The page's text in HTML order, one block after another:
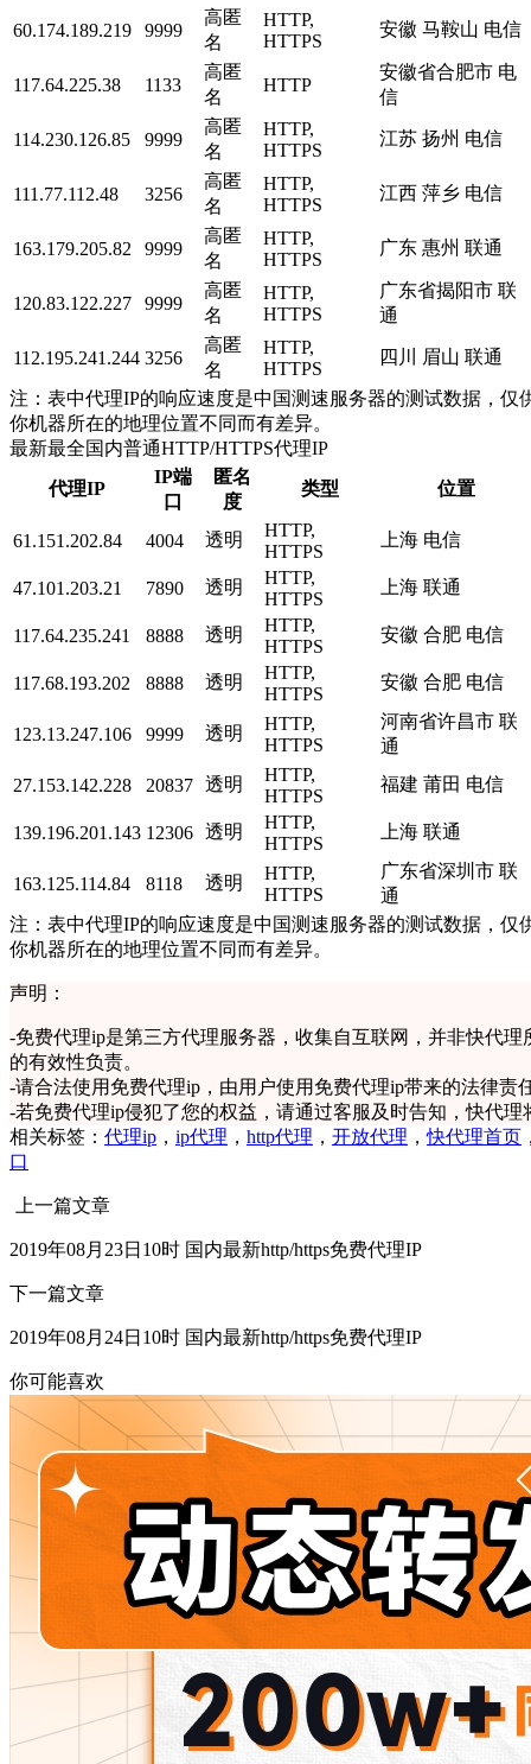
60.174.189.219 9999
高匿
名
HTTP,
HTTPS
安徽 马鞍山 电信
117.64.225.38 1133
高匿
名
HTTP
安徽省合肥市 电
信
114.230.126.85 9999
高匿
名
HTTP,
HTTPS
江苏 扬州 电信
111.77.112.48 3256
高匿
名
HTTP,
HTTPS
江西 萍乡 电信
163.179.205.82 9999
高匿
名
HTTP,
HTTPS
广东 惠州 联通
120.83.122.227 9999
高匿
名
HTTP,
HTTPS
广东省揭阳市 联
通
112.195.241.244 3256
高匿
名
HTTP,
HTTPS
四川 眉山 联通
注：表中代理IP的响应速度是中国测速服务器的测试数据，仅
你机器所在的地理位置不同而有差异。
最新最全国内普通HTTP/HTTPS代理IP
代理IP
IP端
口
匿名
度
类型 位置
61.151.202.84 4004 透明
HTTP,
HTTPS
上海 电信
47.101.203.21 7890 透明
HTTP,
HTTPS
上海 联通
117.64.235.241 8888 透明
HTTP,
HTTPS
安徽 合肥 电信
117.68.193.202 8888 透明
HTTP,
HTTPS
安徽 合肥 电信
123.13.247.106 9999 透明
HTTP,
HTTPS
河南省许昌市 联
通
27.153.142.228
20837 透明
HTTP,
HTTPS
福建 莆田 电信
139.196.201.143 12306 透明
HTTP,
HTTPS
上海 联通
163.125.114.84 8118 透明
HTTP,
HTTPS
广东省深圳市 联
通
注：表中代理IP的响应速度是中国测速服务器的测试数据，仅
你机器所在的地理位置不同而有差异。
声明：
-免费代理ip是第三方代理服务器，收集自互联网，并非快代
的有效性负责。
-请合法使用免费代理ip，由用户使用免费代理ip带来的法律责
-若免费代理ip侵犯了您的权益，请通过客服及时告知，快代理
相关标签： 代理ip ， ip代理 ， http代理 ， 开放代理 ，快代理首页
口
上一篇文章
2019年08月23日10时 国内最新http/https免费代理IP
下一篇文章
2019年08月24日10时 国内最新http/https免费代理IP
你可能喜欢